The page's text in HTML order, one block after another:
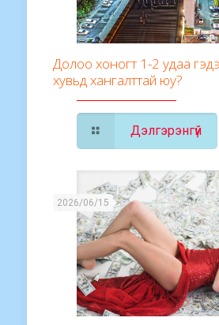
Долоо хоногт 1-2 удаа
хувьд хангалттай юу?
Дэлгэрэнгүй
2026/06/15